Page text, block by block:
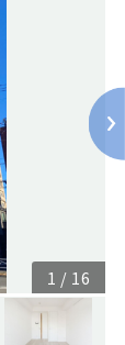
1 / 16